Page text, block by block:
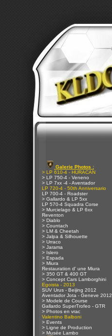
Galerie Photos :
> LP 610-4 - HURACAN
> LP 750-4 - Veneno
> LP 7xx -4 - Aventador
LP 720-4 - 50th Anniversario
LP 700-4 - Roadster
> Gallardo & LP 5xx
LP 570-4 Squadra Corse
> Murcielago & LP 6xx
Reventon
> Diablo
> Countach
> LM & Cheetah
> Jalpa & Silhouette
> Urraco
> Jarama
> Islero
> Espada
> Miura
Restauration d' une Miura
> 350 GT & 400 GT
> Concept Cars Lamborghini
Egoista - 2013
SUV Urus - Beijing 2012
Aventador Jota - Geneve 2012
> Modele de Course
Gallardo SuperTrofeo - GTR
> Photos en vrac
Valentino Balboni
> Events
> Ligne de Production
> Musée Lambo